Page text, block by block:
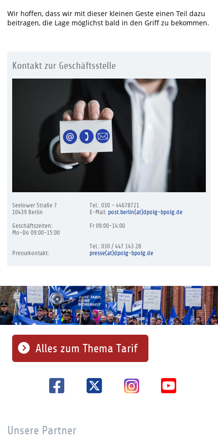
Wir hoffen, dass wir mit dieser kleinen Geste einen Teil dazu
beitragen, die Lage möglichst bald in den Griff zu bekommen.
Kontakt zur Geschäftsstelle
Seelower Straße 7
10439 Berlin
Geschäftszeiten:
Mo-Do 09:00-15:00
Pressekontakt:
Tel.: 030 - 44678721
E-Mail: post.berlin(at)dpolg-bpolg.de
Fr 09:00-14:00
Tel.: 030 / 447 143 28
presse(at)dpolg-bpolg.de
Alles zum Thema Tarif
Unsere Partner